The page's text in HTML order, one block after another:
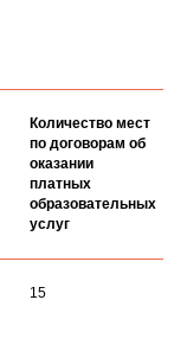
Количество мест
по договорам об
оказании
платных
образовательных
услуг
15